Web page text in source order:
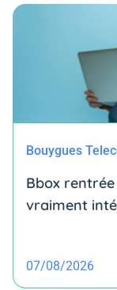
Bouygues
Bbox
vraiment
07/08/2026